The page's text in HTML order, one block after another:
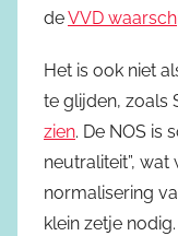
deVVD
Het is ook niet
te glijden, zoals
zien. De NOS is
neutraliteit”,
normalisering
klein zetje nodig.